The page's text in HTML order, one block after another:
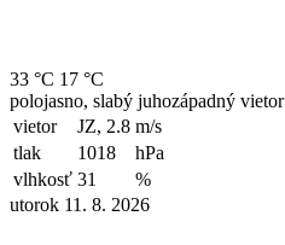
33 °C 17 °C
polojasno, slabý juhozápadný vietor
vietor
JZ, 2.8 m/s
tlak
1018
hPa
vlhkosť 31
%
utorok 11. 8. 2026